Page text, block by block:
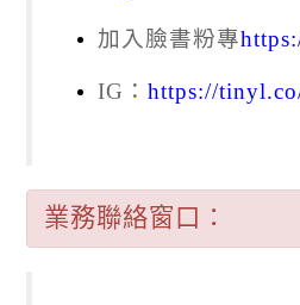
加入臉書粉專
IG：https://
業務聯絡窗口：